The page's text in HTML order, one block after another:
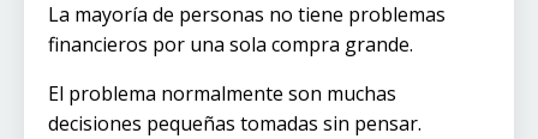
La mayoría de personas no tiene problemas
financieros por una sola compra grande.
El problema normalmente son muchas
decisiones pequeñas tomadas sin pensar.